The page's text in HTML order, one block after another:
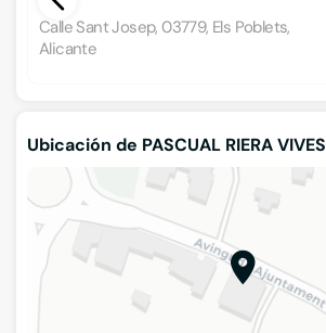
Calle Sant Josep, 03779, Els Poblets,
Alicante
Ubicación de PASCUAL RIERA VIVES